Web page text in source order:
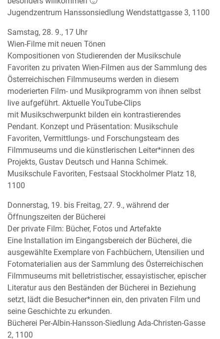
Jugendzentrum Hanssonsiedlung Wendstattgasse 3, 1100
Samstag, 28. 9., 17 Uhr
Wien-Filme mit neuen Tönen
Kompositionen von Studierenden der Musikschule
Favoriten zu privaten Wien-Filmen aus der Sammlung des
Österreichischen Filmmuseums werden in diesem
moderierten Film- und Musikprogramm von ihnen selbst
live aufgeführt. Aktuelle YouTube-Clips
mit Musikschwerpunkt bilden ein kontrastierendes
Pendant. Konzept und Präsentation: Musikschule
Favoriten, Vermittlungs- und Forschungsteam des
Filmmuseums und die künstlerischen Leiter*innen des
Projekts, Gustav Deutsch und Hanna Schimek.
Musikschule Favoriten, Festsaal Stockholmer Platz 18,
1100
Donnerstag, 19. bis Freitag, 27. 9., während der
Öffnungszeiten der Bücherei
Der private Film: Bücher, Fotos und Artefakte
Eine Installation im Eingangsbereich der Bücherei, die
ausgewählte Exemplare von Fachbüchern, Utensilien und
Fotomaterialien aus der Sammlung des Österreichischen
Filmmuseums mit belletristischer, essayistischer, epischer
Literatur aus den Beständen der Bücherei in Beziehung
setzt, lädt die Besucher*innen ein, den privaten Film und
seine Geschichte zu erkunden.
Bücherei Per-Albin-Hansson-Siedlung Ada-Christen-Gasse
2, 1100